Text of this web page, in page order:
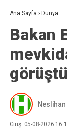
Ana Sayfa › Dünya
Bakan
görüştü
Neslihan
Giriş: 05-08-2026